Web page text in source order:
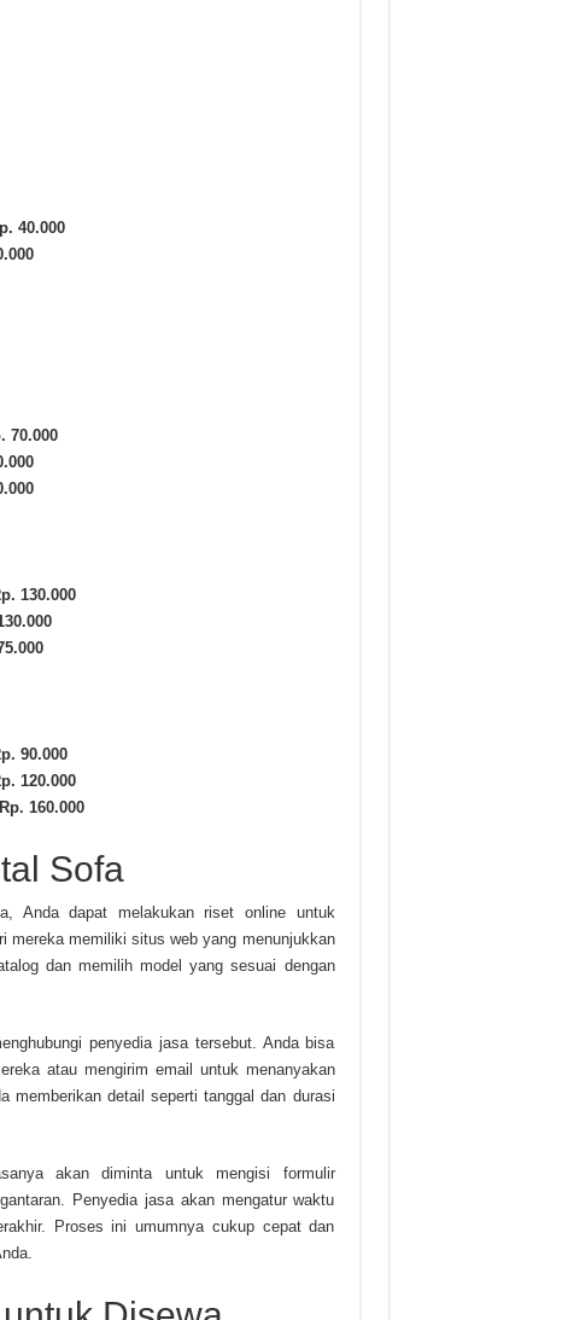
40.000
70.000
130.000
90.000
120.000
160.000
Sofa
Anda dapat melakukan riset online untuk
mereka memiliki situs web yang menunjukkan
dan memilih model yang sesuai dengan
penyedia jasa tersebut. Anda bisa
atau mengirim email untuk menanyakan
memberikan detail seperti tanggal dan durasi
akan diminta untuk mengisi formulir
Penyedia jasa akan mengatur waktu
Proses ini umumnya cukup cepat dan